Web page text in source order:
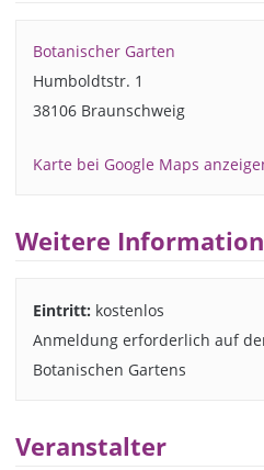
Botanischer Garten
Humboldtstr. 1
38106 Braunschweig
Karte bei Google Maps
Weitere
Eintritt: kostenlos
Anmeldung erforderlich auf
Botanischen Gartens
Veranstalter